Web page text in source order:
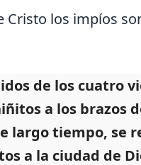
Cristo los impíos
de los cuatro
a los brazos
largo tiempo, se
a la ciudad de